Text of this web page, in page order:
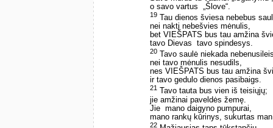
o savo vartus ­ „Šlove“.
19 Tau dienos šviesa nebebus
nei naktį nebešvies mėnulis,
bet VIEŠPATS bus tau amžina
tavo Dievas ­ tavo spindesys.
20 Tavo saulė niekada
nei tavo mėnulis nesudils,
nes VIEŠPATS bus tau amžina
ir tavo gedulo dienos pasibaigs.
21
Tavo tauta bus vien iš teisiųjų;
jie amžinai paveldės žemę.
Jie ­ mano daigyno pumpurai,
mano rankų kūrinys, sukurtas
22